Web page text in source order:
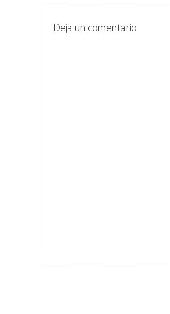
Deja un comentario